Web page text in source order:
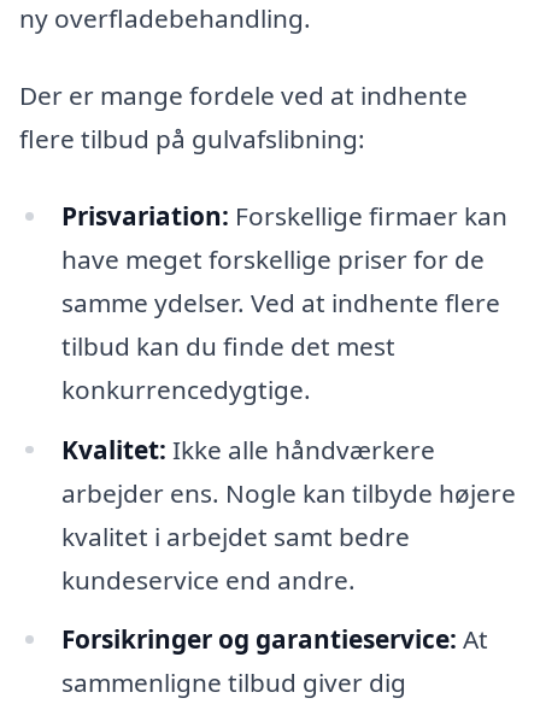
ny overfladebehandling.
Der er mange fordele ved at indhente
flere tilbud på gulvafslibning:
Prisvariation: Forskellige firmaer kan
have meget forskellige priser for de
samme ydelser. Ved at indhente flere
tilbud kan du finde det mest
konkurrencedygtige.
Kvalitet: Ikke alle håndværkere
arbejder ens. Nogle kan tilbyde højere
kvalitet i arbejdet samt bedre
kundeservice end andre.
Forsikringer og garantieservice: At
sammenligne tilbud giver dig